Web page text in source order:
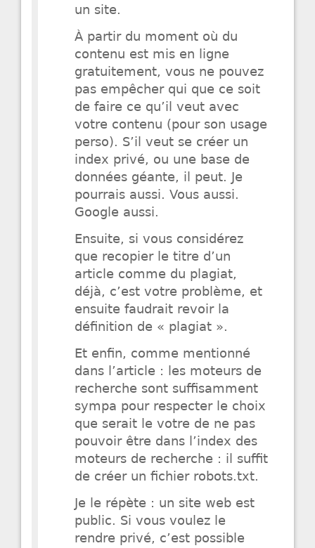
un site.
À partir du moment où du
contenu est mis en ligne
gratuitement, vous ne pouvez
pas empêcher qui que ce soit
de faire ce qu’il veut avec
votre contenu (pour son usage
perso). S’il veut se créer un
index privé, ou une base de
données géante, il peut. Je
pourrais aussi. Vous aussi.
Google aussi.
Ensuite, si vous considérez
que recopier le titre d’un
article comme du plagiat,
déjà, c’est votre problème, et
ensuite faudrait revoir la
définition de « plagiat ».
Et enfin, comme mentionné
dans l’article : les moteurs de
recherche sont suffisamment
sympa pour respecter le choix
que serait le votre de ne pas
pouvoir être dans l’index des
moteurs de recherche : il suffit
de créer un fichier robots.txt.
Je le répète : un site web est
public. Si vous voulez le
rendre privé, c’est possible